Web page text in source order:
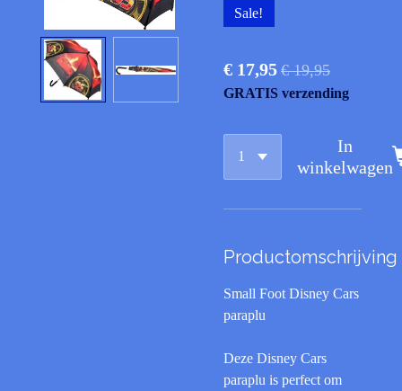
Sale!
€ 17,95 € 19,95
GRATIS verzending
In
winkelwagen
Productomschrijving
Small Foot Disney Cars
paraplu
Deze Disney Cars
paraplu is perfect om